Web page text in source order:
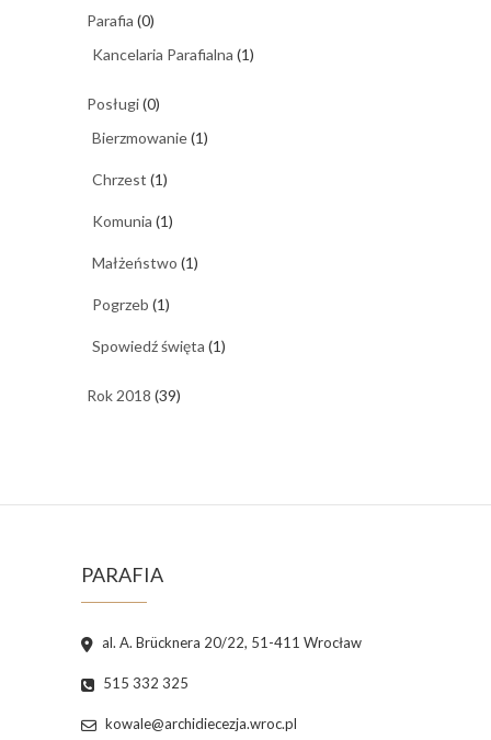
Parafia (0)
Kancelaria Parafialna (1)
Posługi(0)
Bierzmowanie(1)
Chrzest (1)
Komunia (1)
Małżeństwo (1)
Pogrzeb (1)
Spowiedź święta (1)
Rok 2018 (39)
PARAFIA
al. A. Brücknera 20/22, 51-411 Wrocław
515 332 325
kowale@archidiecezja.wroc.pl